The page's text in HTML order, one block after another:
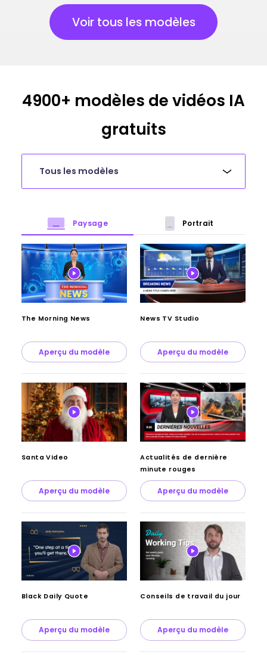
Voir tous les modèles
4900+ modèles de vidéos IA
gratuits
Tous les modèles
Paysage Portrait
The Morning News
Aperçu du modèle
News TV Studio
Aperçu du modèle
Santa Video
Aperçu du modèle
Actualités de dernière
minute rouges
Aperçu du modèle
Black Daily Quote
Aperçu du modèle
Conseils de travail du jour
Aperçu du modèle